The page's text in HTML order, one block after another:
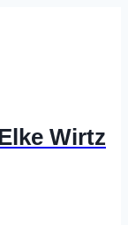
Wirtz